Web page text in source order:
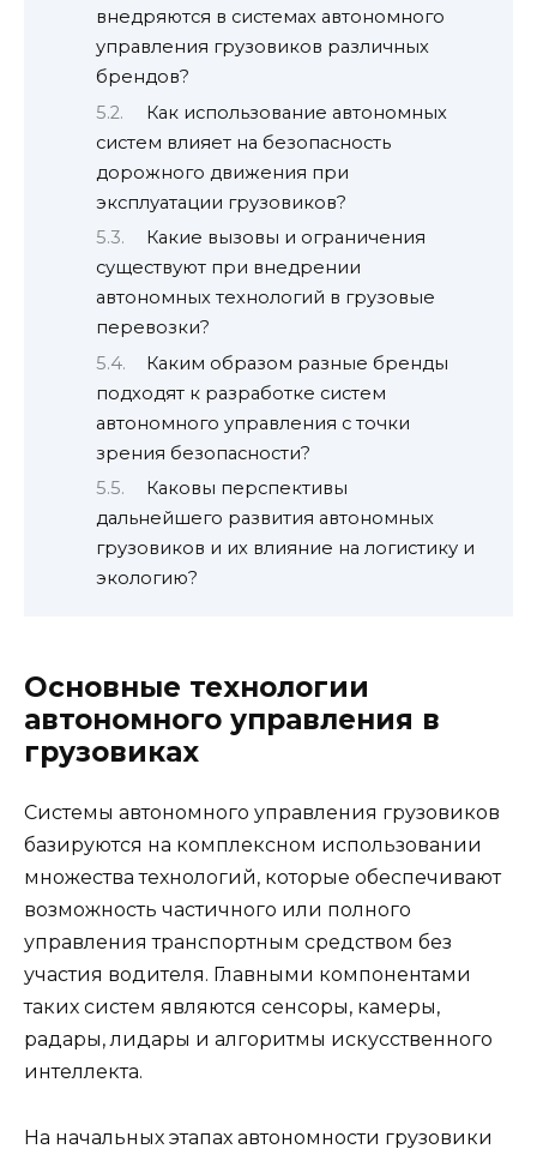
внедряются в системах автономного
управления грузовиков различных
брендов?
Как использование автономных
систем влияет на безопасность
дорожного движения при
эксплуатации грузовиков?
Какие вызовы и ограничения
существуют при внедрении
автономных технологий в грузовые
перевозки?
Каким образом разные бренды
подходят к разработке систем
автономного управления с точки
зрения безопасности?
Каковы перспективы
дальнейшего развития автономных
грузовиков и их влияние на логистику и
экологию?
Основные технологии
автономного управления в
грузовиках
Системы автономного управления грузовиков
базируются на комплексном использовании
множества технологий, которые обеспечивают
возможность частичного или полного
управления транспортным средством без
участия водителя. Главными компонентами
таких систем являются сенсоры, камеры,
радары, лидары и алгоритмы искусственного
интеллекта.
На начальных этапах автономности грузовики